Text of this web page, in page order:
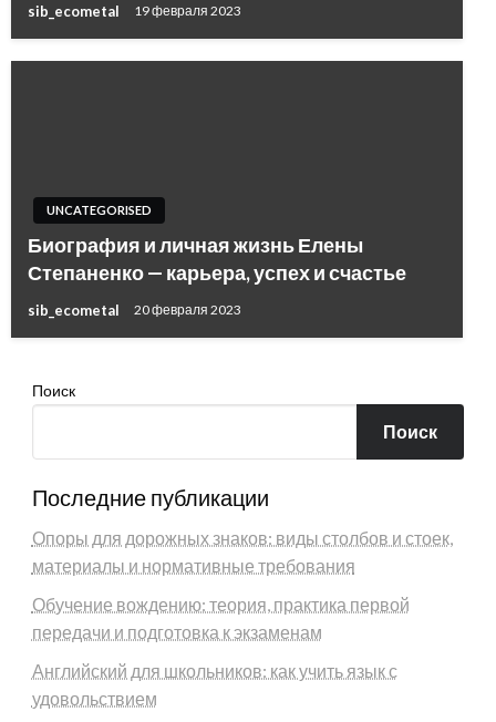
sib_ecometal 19 февраля 2023
UNCATEGORISED
Биография и личная жизнь Елены
Степаненко — карьера, успех и счастье
sib_ecometal 20 февраля 2023
Поиск
Поиск
Последние публикации
Опоры для дорожных знаков: виды столбов и стоек,
материалы и нормативные требования
Обучение вождению: теория, практика первой
передачи и подготовка к экзаменам
Английский для школьников: как учить язык с
удовольствием